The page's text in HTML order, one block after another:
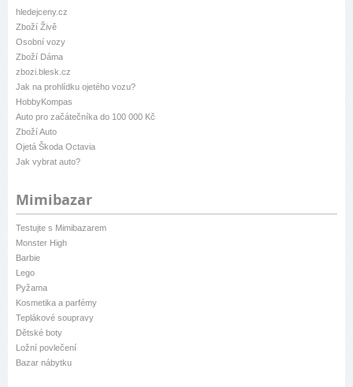
hledejceny.cz
Zboží Živě
Osobní vozy
Zboží Dáma
zbozi.blesk.cz
Jak na prohlídku ojetého vozu?
HobbyKompas
Auto pro začátečníka do 100 000 Kč
Zboží Auto
Ojetá Škoda Octavia
Jak vybrat auto?
Mimibazar
Testujte s Mimibazarem
Monster High
Barbie
Lego
Pyžama
Kosmetika a parfémy
Teplákové soupravy
Dětské boty
Ložní povlečení
Bazar nábytku